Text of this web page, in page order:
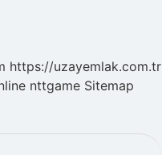
https://uzayemlak.com.tr
nttgame Sitemap